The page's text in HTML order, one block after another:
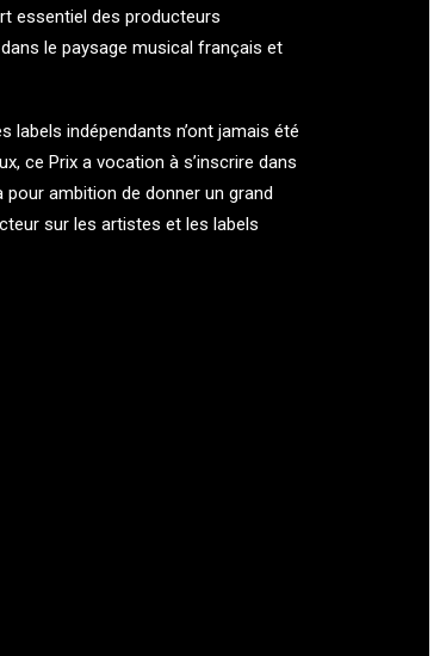
essentiel des producteurs
le paysage musical français et
labels indépendants n’ont jamais été
ce Prix a vocation à s’inscrire dans
pour ambition de donner un grand
sur les artistes et les labels